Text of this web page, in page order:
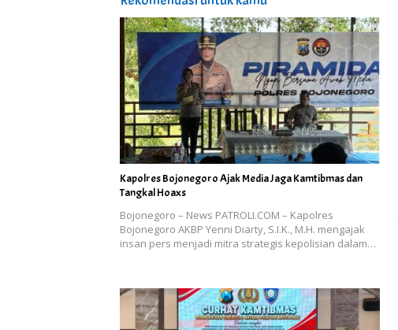
Kapolres Bojonegoro Ajak Media Jaga Kamtibmas dan
Tangkal Hoaxs
Bojonegoro – News PATROLI.COM – Kapolres
Bojonegoro AKBP Yenni Diarty, S.I.K., M.H. mengajak
insan pers menjadi mitra strategis kepolisian dalam…